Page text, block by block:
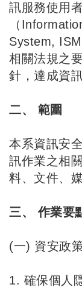
訊服務使用
（
System,
相關法規之
針，達成資
二、 範圍
本系資訊安
訊作業之相
料、文件、
三、 作業要
(一) 資安政
1. 確保個人